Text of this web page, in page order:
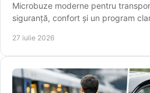
Microbuze moderne pentru
siguranță, confort și un program
27 iulie 2026